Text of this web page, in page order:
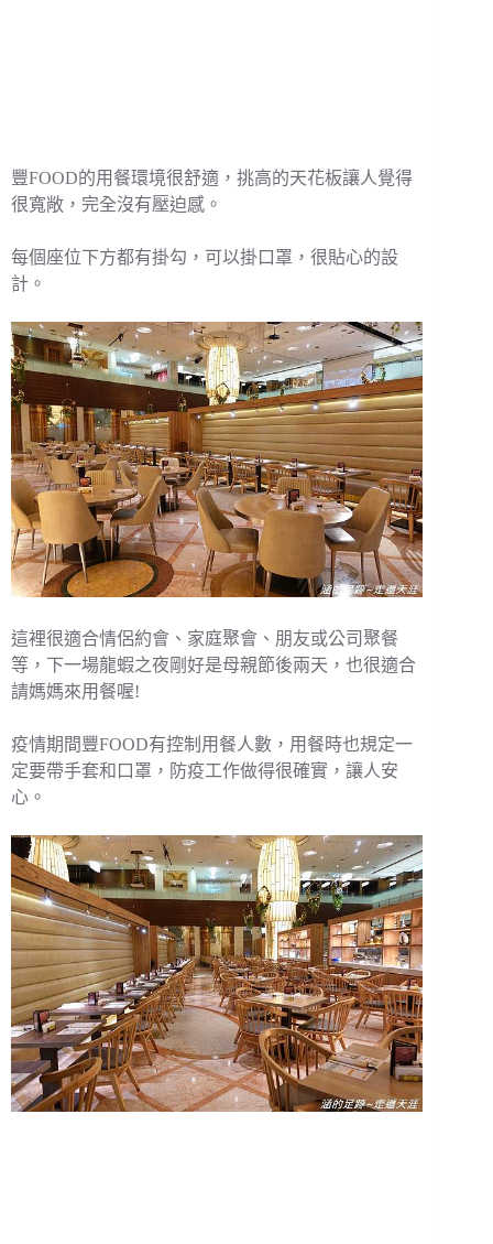
豐FOOD的用餐環境很舒適，挑高的天花板讓人覺得
很寬敞，完全沒有壓迫感。
每個座位下方都有掛勾，可以掛口罩，很貼心的設
計。
這裡很適合情侶約會、家庭聚會、朋友或公司聚餐
等，下一場龍蝦之夜剛好是母親節後兩天，也很適合
請媽媽來用餐喔!
疫情期間豐FOOD有控制用餐人數，用餐時也規定一
定要帶手套和口罩，防疫工作做得很確實，讓人安
心。